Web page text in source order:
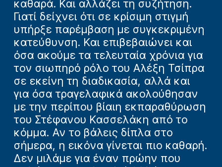
καθαρά. Και αλλάζει τη συζήτηση.
Γιατί δείχνει ότι σε κρίσιμη στιγμή
υπήρξε παρέμβαση με συγκεκριμένη
κατεύθυνση. Και επιβεβαιώνει και
όσα ακούμε τα τελευταία χρόνια για
τον σιωπηρό ρόλο του Αλέξη Τσίπρα
σε εκείνη τη διαδικασία, αλλά και
για όσα τραγελαφικά ακολούθησαν
με την περίπου βίαιη εκπαραθύρωση
του Στέφανου Κασσελάκη από το
κόμμα. Αν το βάλεις δίπλα στο
σήμερα, η εικόνα γίνεται πιο καθαρή.
Δεν μιλάμε για έναν πρώην που